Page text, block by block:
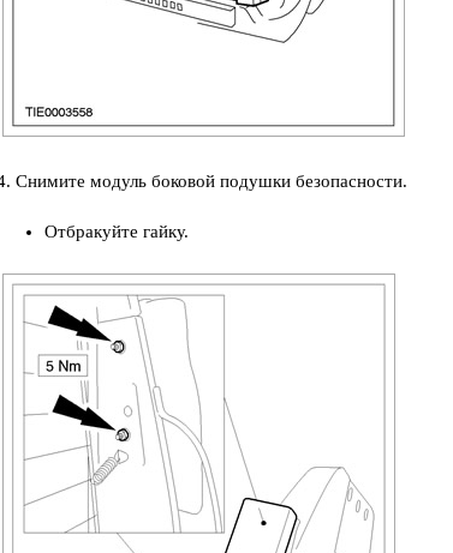
Снимите модуль боковой подушки безопасности.
Отбракуйте гайку.